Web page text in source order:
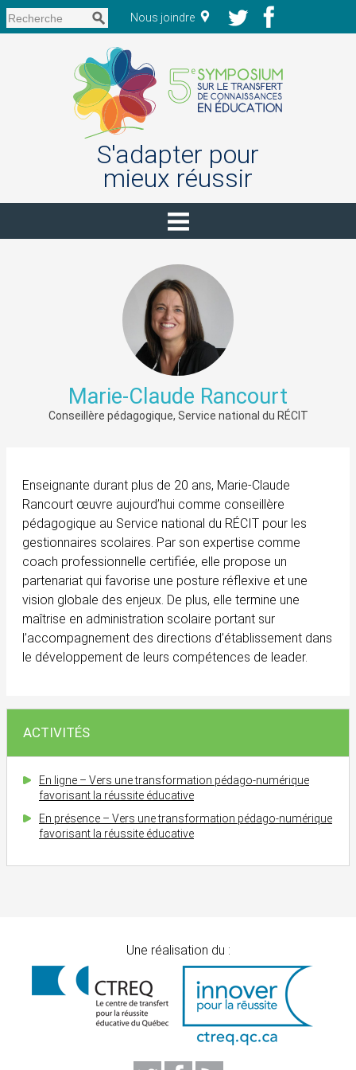
Nous joindre
S'adapter pour
mieux réussir
Marie-Claude Rancourt
Conseillère pédagogique, Service national du RÉCIT
Enseignante durant plus de 20 ans, Marie-Claude
Rancourt œuvre aujourd’hui comme conseillère
pédagogique au Service national du RÉCIT pour les
gestionnaires scolaires. Par son expertise comme
coach professionnelle certifiée, elle propose un
partenariat qui favorise une posture réflexive et une
vision globale des enjeux. De plus, elle termine une
maîtrise en administration scolaire portant sur
l’accompagnement des directions d’établissement dans
le développement de leurs compétences de leader.
ACTIVITÉS
En ligne – Vers une transformation pédago-numérique
favorisant la réussite éducative
En présence – Vers une transformation pédago-numérique
favorisant la réussite éducative
Une réalisation du :